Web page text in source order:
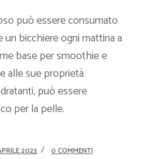
può essere consumato
bicchiere ogni mattina a
base per smoothie e
alle sue proprietà
può essere
per la pelle.
2023 0 COMMENTI